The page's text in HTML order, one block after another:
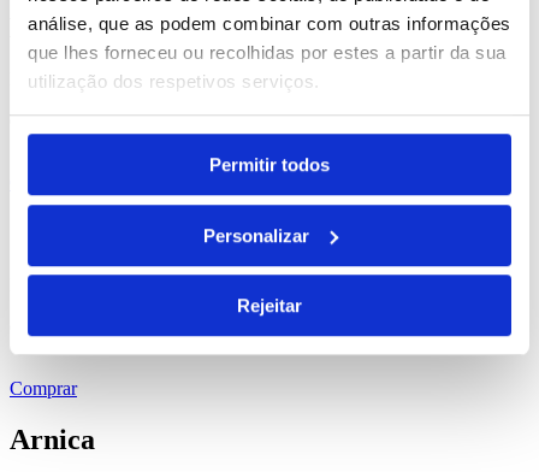
análise, que as podem combinar com outras informações
que lhes forneceu ou recolhidas por estes a partir da sua
utilização dos respetivos serviços.
Permitir todos
Personalizar
Rejeitar
Barine
REF. BI-PS-93887
desde 2.29€
REF. BI-PS-93833
Comprar
Arnica